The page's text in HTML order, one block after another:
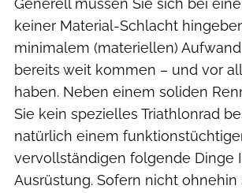
Generell müssen Sie sich bei
keiner Material-Schlacht
minimalem (materiellen)
bereits weit kommen – und vor
haben. Neben einem soliden
Sie kein spezielles Triathlonrad
natürlich einem
vervollständigen folgende Dinge
Ausrüstung. Sofern nicht ohnehin